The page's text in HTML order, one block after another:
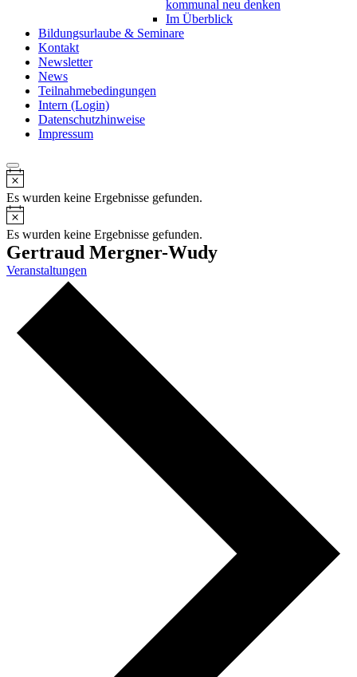
kommunal neu denken
Im Überblick
Bildungsurlaube & Seminare
Kontakt
Newsletter
News
Teilnahmebedingungen
Intern (Login)
Datenschutzhinweise
Impressum
Notice
Es wurden keine Ergebnisse gefunden.
Notice
Es wurden keine Ergebnisse gefunden.
Gertraud Mergner-Wudy
Veranstaltungen